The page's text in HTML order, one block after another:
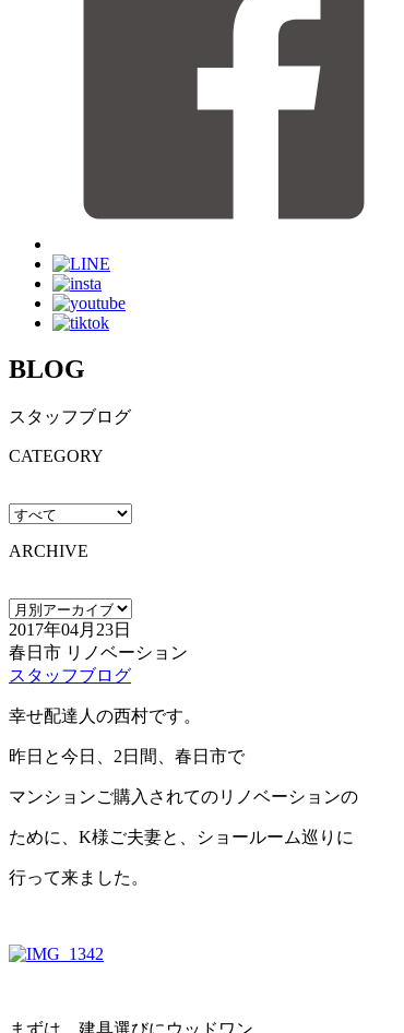
BLOG
スタッフブログ
CATEGORY
ARCHIVE
2017年04月23日
春日市 リノベーション
スタッフブログ
幸せ配達人の西村です。
昨日と今日、2日間、春日市で
マンションご購入されてのリノベーションの
ために、K様ご夫妻と、ショールーム巡りに
行って来ました。
まずは、建具選びにウッドワン。